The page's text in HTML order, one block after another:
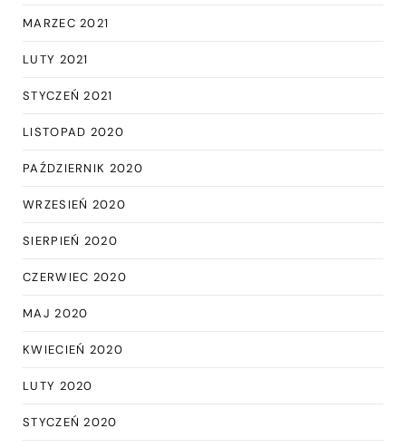
MARZEC 2021
LUTY 2021
STYCZEŃ 2021
LISTOPAD 2020
PAŹDZIERNIK 2020
WRZESIEŃ 2020
SIERPIEŃ 2020
CZERWIEC 2020
MAJ 2020
KWIECIEŃ 2020
LUTY 2020
STYCZEŃ 2020